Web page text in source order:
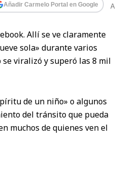
Añadir Carmelo Portal en Google A
Allí se ve claramente
sola» durante varios
se viralizó y superó las 8 mil
de un niño» o algunos
del tránsito que pueda
muchos de quienes ven el